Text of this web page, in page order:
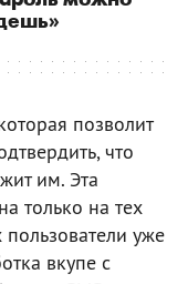
позволит
что
им. Эта
только на тех
уже
вкупе с